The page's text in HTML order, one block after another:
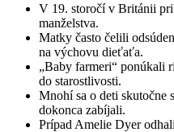
V 19. storočí v Británii
manželstva.
Matky často čelili
na výchovu dieťaťa.
„Baby farmeri“ ponúkali
do starostlivosti.
Mnohí sa o deti skutočne
dokonca zabíjali.
Prípad Amelie Dyer